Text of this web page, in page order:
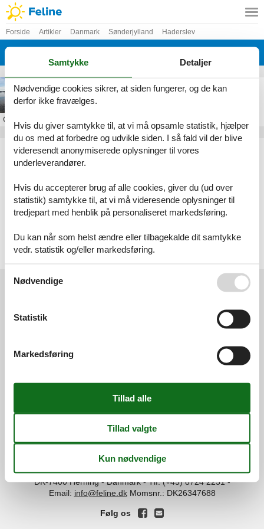
Forside Artikler Danmark Sønderjylland Haderslev
Hoptrup
Sommerhus i Hoptrup
Om
Artikeltyper
Alle
Geografier
Alle
Sønderjylland
Haderslev
Din tryghed
©Feline Holidays-Feline Holidays A/S-Nygade 8B, 2.th -
DK-7400 Herning-Danmark -Tlf: (+45) 8724 2251-
Email: info@feline.dk Momsnr.: DK26347688
Følg os
Samtykke Detaljer
Nødvendige cookies sikrer, at siden fungerer, og de kan
derfor ikke fravælges.
Hvis du giver samtykke til, at vi må opsamle statistik, hjælper
du os med at forbedre og udvikle siden. I så fald vil der blive
videresendt anonymiserede oplysninger til vores
underleverandører.
Hvis du accepterer brug af alle cookies, giver du (ud over
statistik) samtykke til, at vi må videresende oplysninger til
tredjepart med henblik på personaliseret markedsføring.
Du kan når som helst ændre eller tilbagekalde dit samtykke
vedr. statistik og/eller markedsføring.
Nødvendige
Statistik
Markedsføring